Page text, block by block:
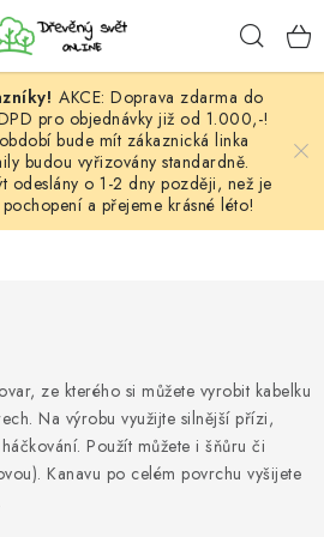
AKCE: Doprava zdarma do
pro objednávky již od 1.000,-!
bude mít zákaznická linka
budou vyřizovány standardně.
odeslány o 1-2 dny později, než je
a přejeme krásné léto!
ze kterého si můžete vyrobit kabelku
Na výrobu využijte silnější přízi,
Použít můžete i šňůru či
Kanavu po celém povrchu vyšijete